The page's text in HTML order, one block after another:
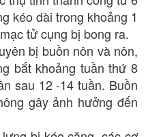
kéo dài trong khoảng 1
tử cụng bị bong ra.
bị buồn nôn và nôn,
bắt khoảng tuần thứ 8
sau 12 -14 tuần. Buồn
gây ảnh hưởng đến